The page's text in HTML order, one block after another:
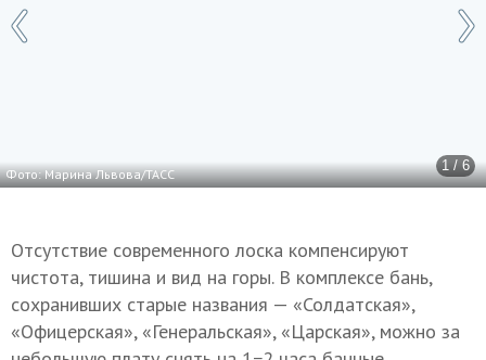
1 / 6
Фото: Марина Львова/ТАСС
Отсутствие современного лоска компенсируют
чистота, тишина и вид на горы. В комплексе бань,
сохранивших старые названия — «Солдатская»,
«Офицерская», «Генеральская», «Царская», можно за